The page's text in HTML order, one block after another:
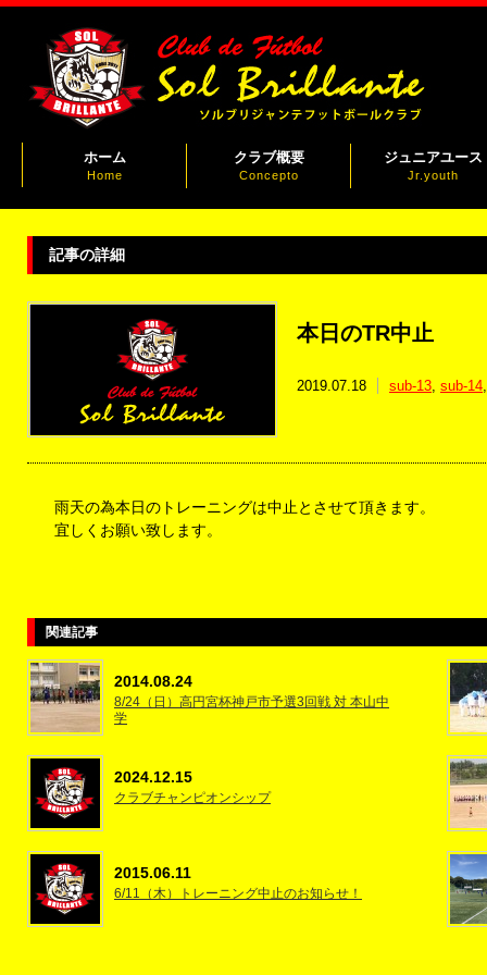
ホーム
Home
クラブ概要
Concepto
ジュニアユース
Jr.youth
記事の詳細
本日のTR中止
2019.07.18 sub-13, sub-14
雨天の為本日のトレーニングは中止とさせて頂きます。
宜しくお願い致します。
関連記事
2014.08.24
8/24（日）高円宮杯神戸市予選3回戦 対 本山中
学
2024.12.15
クラブチャンピオンシップ
2015.06.11
6/11（木）トレーニング中止のお知らせ！